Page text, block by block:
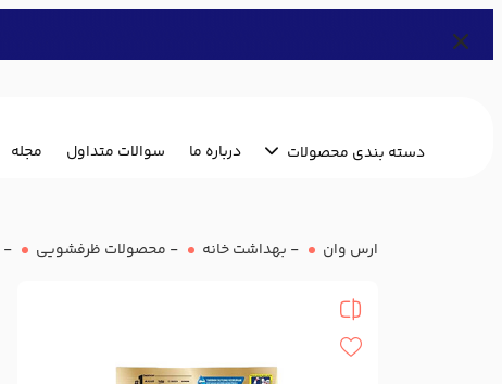
دسته بندی محصولات درباره ما سوالات متداول مجله
ارس وان - بهداشت خانه - محصولات ظرفشویی -